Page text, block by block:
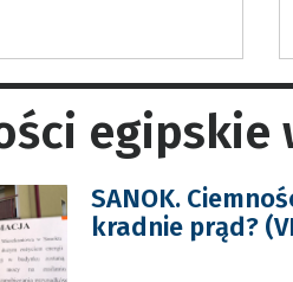
SANOK.
kradnie prąd?